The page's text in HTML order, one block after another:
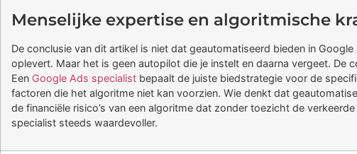
Menselijke expertise en algoritmische
De conclusie van dit artikel is niet dat geautomatiseerd bieden in
oplevert. Maar het is geen autopilot die je instelt en daarna vergeet.
Een Google Ads specialist bepaalt de juiste biedstrategie voor de
factoren die het algoritme niet kan voorzien. Wie denkt dat
de financiële risico’s van een algoritme dat zonder toezicht de
specialist steeds waardevoller.